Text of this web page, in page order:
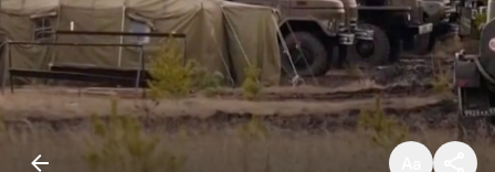
Klein
Standaard
Groot